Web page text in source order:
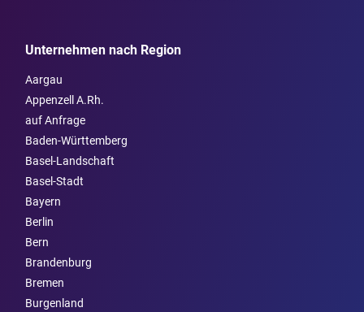
Unternehmen nach Region
Aargau
Appenzell A.Rh.
auf Anfrage
Baden-Württemberg
Basel-Landschaft
Basel-Stadt
Bayern
Berlin
Bern
Brandenburg
Bremen
Burgen­land